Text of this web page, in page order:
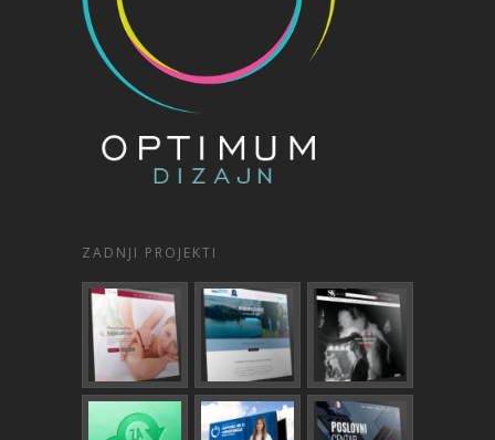
ZADNJI PROJEKTI